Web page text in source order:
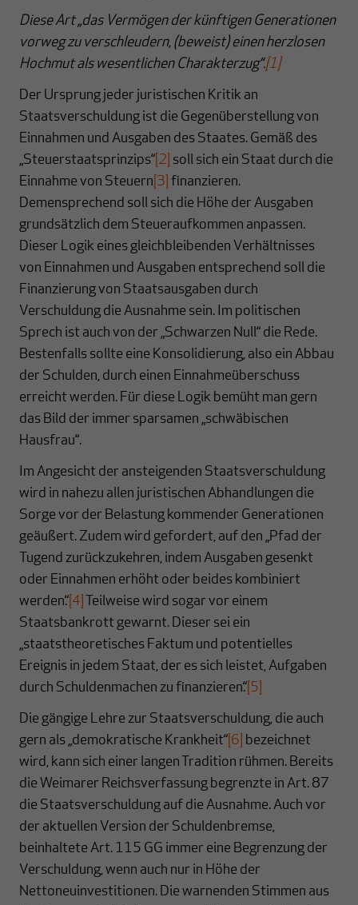
Diese Art „das Vermögen der künftigen Generationen
vorweg zu verschleudern, (beweist) einen herzlosen
Hochmut als wesentlichen Charakterzug“.[1]
Der Ursprung jeder juristischen Kritik an
Staatsverschuldung ist die Gegenüberstellung von
Einnahmen und Ausgaben des Staates. Gemäß des
„Steuerstaatsprinzips“ [2] soll sich ein Staat durch die
Einnahme von Steuern [3] finanzieren.
Demensprechend soll sich die Höhe der Ausgaben
grundsätzlich dem Steueraufkommen anpassen.
Dieser Logik eines gleichbleibenden Verhältnisses
von Einnahmen und Ausgaben entsprechend soll die
Finanzierung von Staatsausgaben durch
Verschuldung die Ausnahme sein. Im politischen
Sprech ist auch von der „Schwarzen Null“ die Rede.
Bestenfalls sollte eine Konsolidierung, also ein Abbau
der Schulden, durch einen Einnahmeüberschuss
erreicht werden. Für diese Logik bemüht man gern
das Bild der immer sparsamen „schwäbischen
Hausfrau“.
Im Angesicht der ansteigenden Staatsverschuldung
wird in nahezu allen juristischen Abhandlungen die
Sorge vor der Belastung kommender Generationen
geäußert. Zudem wird gefordert, auf den „Pfad der
Tugend zurückzukehren, indem Ausgaben gesenkt
oder Einnahmen erhöht oder beides kombiniert
werden.“ [4] Teilweise wird sogar vor einem
Staatsbankrott gewarnt. Dieser sei ein
„staatstheoretisches Faktum und potentielles
Ereignis in jedem Staat, der es sich leistet, Aufgaben
durch Schuldenmachen zu finanzieren.“ [5]
Die gängige Lehre zur Staatsverschuldung, die auch
gern als „demokratische Krankheit“ [6] bezeichnet
wird, kann sich einer langen Tradition rühmen. Bereits
die Weimarer Reichsverfassung begrenzte in Art. 87
die Staatsverschuldung auf die Ausnahme. Auch vor
der aktuellen Version der Schuldenbremse,
beinhaltete Art. 115 GG immer eine Begrenzung der
Verschuldung, wenn auch nur in Höhe der
Nettoneuinvestitionen. Die warnenden Stimmen aus